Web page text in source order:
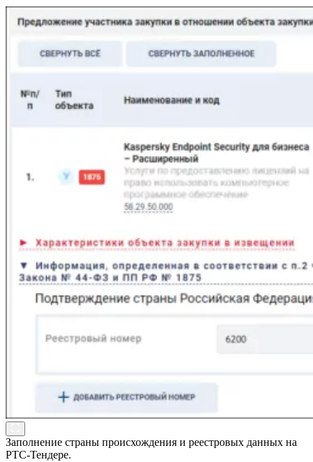
Заполнение страны происхождения и реестровых данных на
РТС-Тендере.